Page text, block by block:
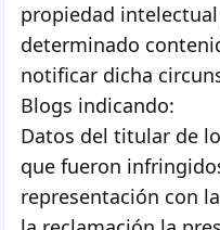
propiedad
determinado
notificar dicha
Blogs indicando:
Datos del titular de
que fueron
representación con